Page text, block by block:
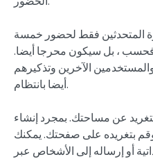
المتحدثين فقط لحضور خمسة
، بل سيكون محرجا أيضا.
الآخرين وتذكيرهم
أيضا بانتظام.
عن مساحتك. بمجرد إنشاء
بتغريده على صفحتك. يمكنك
أو إرساله إلى الأشخاص عبر